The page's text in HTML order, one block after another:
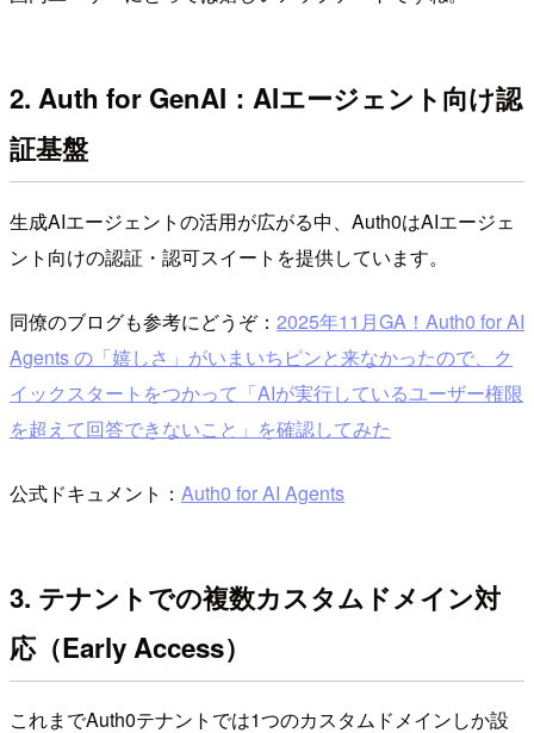
2. Auth for GenAI：AIエージェント向け認
証基盤
生成AIエージェントの活用が広がる中、Auth0はAIエージェ
ント向けの認証・認可スイートを提供しています。
同僚のブログも参考にどうぞ： 2025年11月GA！Auth0 for AI
Agents の「嬉しさ」がいまいちピンと来なかったので、ク
イックスタートをつかって「AIが実行しているユーザー権限
を超えて回答できないこと」を確認してみた
公式ドキュメント： Auth0 for AI Agents
3. テナントでの複数カスタムドメイン対
応（Early Access）
これまでAuth0テナントでは1つのカスタムドメインしか設